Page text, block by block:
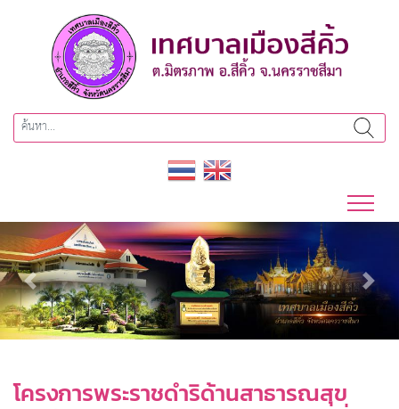
Previous Next
โครงการพระราชดำริด้านสาธารณสุข